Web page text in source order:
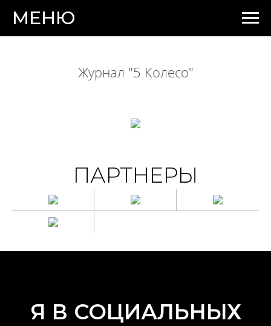
МЕНЮ
Журнал "5 Колесо"
ПАРТНЕРЫ
Я В СОЦИАЛЬНЫХ